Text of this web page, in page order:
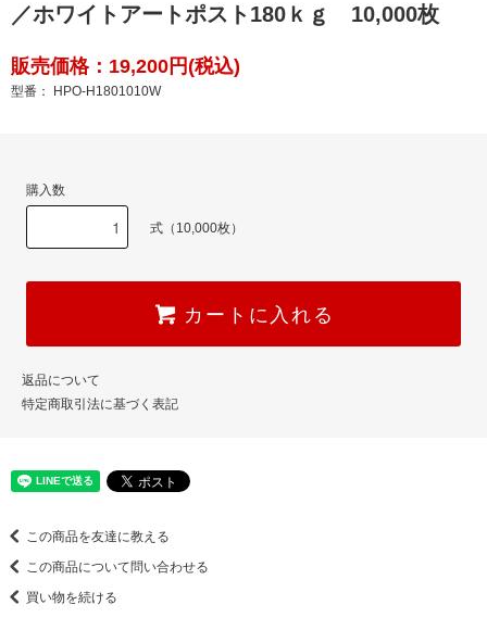
／ホワイトアートポスト180ｋｇ 10,000枚
販売価格：19,200円(税込)
型番： HPO-H1801010W
購入数
式（10,000枚）
カートに入れる
返品について
特定商取引法に基づく表記
この商品を友達に教える
この商品について問い合わせる
買い物を続ける